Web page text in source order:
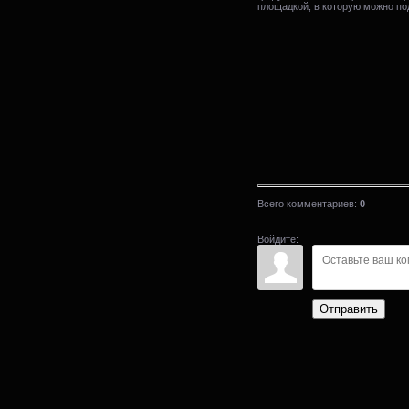
площадкой, в которую можно
Всего комментариев: 0
Войдите:
Отправить